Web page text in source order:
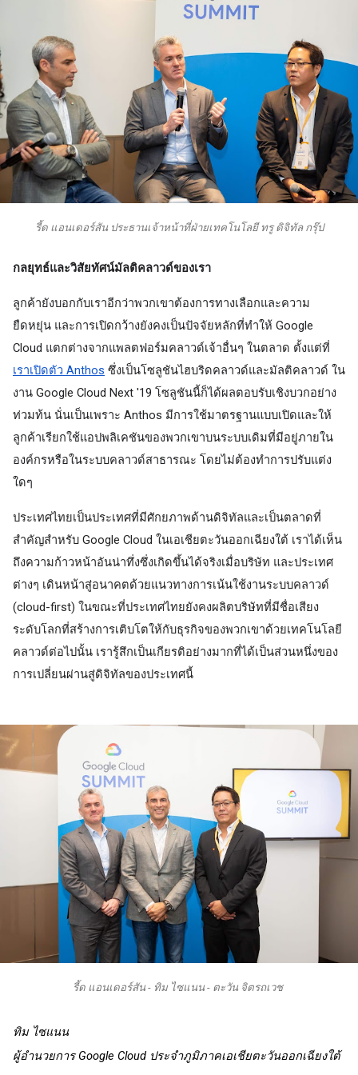
รี้ด แอนเดอร์สัน ประธานเจ้าหน้าที่ฝ่ายเทคโนโลยี ทรู ดิจิทัล กรุ๊ป
กลยุทธ์และวิสัยทัศน์มัลติคลาวด์ของเรา
ลูกค้ายังบอกกับเราอีกว่าพวกเขาต้องการทางเลือกและความ
ยืดหยุ่น และการเปิดกว้างยังคงเป็นปัจจัยหลักที่ทำให้ Google
Cloud แตกต่างจากแพลตฟอร์มคลาวด์เจ้าอื่นๆ ในตลาด ตั้งแต่ที่
เราเปิดตัว Anthos ซึ่งเป็นโซลูชันไฮบริดคลาวด์และมัลติคลาวด์ ใน
งาน Google Cloud Next '19 โซลูชันนี้ก็ได้ผลตอบรับเชิงบวกอย่าง
ท่วมท้น นั่นเป็นเพราะ Anthos มีการใช้มาตรฐานแบบเปิดและให้
ลูกค้าเรียกใช้แอปพลิเคชันของพวกเขาบนระบบเดิมที่มีอยู่ภายใน
องค์กรหรือในระบบคลาวด์สาธารณะ โดยไม่ต้องทำการปรับแต่ง
ใดๆ
ประเทศไทยเป็นประเทศที่มีศักยภาพด้านดิจิทัลและเป็นตลาดที่
สำคัญสำหรับ Google Cloud ในเอเชียตะวันออกเฉียงใต้ เราได้เห็น
ถึงความก้าวหน้าอันน่าทึ่งซึ่งเกิดขึ้นได้จริงเมื่อบริษัท และประเทศ
ต่างๆ เดินหน้าสู่อนาคตด้วยแนวทางการเน้นใช้งานระบบคลาวด์
(cloud-first) ในขณะที่ประเทศไทยยังคงผลิตบริษัทที่มีชื่อเสียง
ระดับโลกที่สร้างการเติบโตให้กับธุรกิจของพวกเขาด้วยเทคโนโลยี
คลาวด์ต่อไปนั้น เรารู้สึกเป็นเกียรติอย่างมากที่ได้เป็นส่วนหนึ่งของ
การเปลี่ยนผ่านสู่ดิจิทัลของประเทศนี้
รี้ด แอนเดอร์สัน - ทิม ไซแนน - ตะวัน จิตรถเวช
ทิม ไซแนน
ผู้อำนวยการ Google Cloud ประจำภูมิภาคเอเชียตะวันออกเฉียงใต้